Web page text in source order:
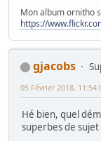
Mon album ornitho
https://
gjacobs
05 Février 2018,
Hé bien, quel
superbes de sujet